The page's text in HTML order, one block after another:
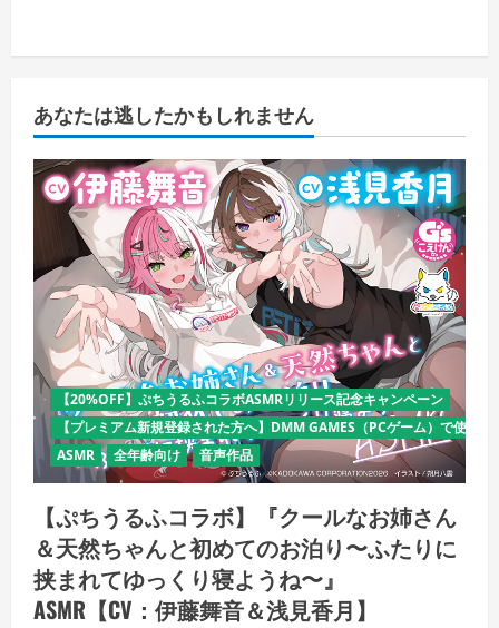
あなたは逃したかもしれません
【20%OFF】ぷちうるふコラボASMRリリース記念キャンペーン
【プレミアム新規登録された方へ】DMM GAMES（PCゲーム）で使え
ASMR
全年齢向け 音声作品
【ぷちうるふコラボ】『クールなお姉さん
＆天然ちゃんと初めてのお泊り〜ふたりに
挟まれてゆっくり寝ようね〜』
ASMR【CV：伊藤舞音＆浅見香月】